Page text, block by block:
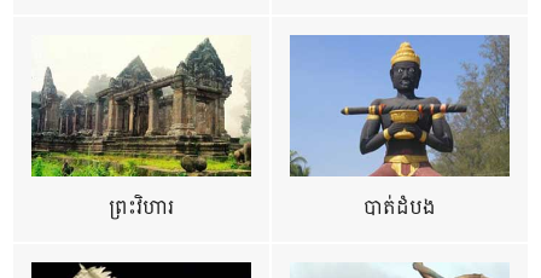
ព្រះវិហារ បាត់ដំបង